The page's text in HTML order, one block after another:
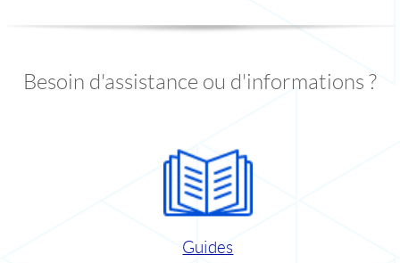
Besoin d'assistance ou d'informations ?
Guides